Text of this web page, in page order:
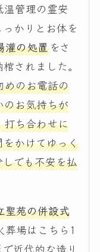
温管理の霊安
かりとお体を
灌の処置をさ
されました。
めのお電話の
のお気持ちが
打ち合わせに
かけてゆっく
でも不安を払
聖苑の併設式
葬場はこちら1
近代的な造り